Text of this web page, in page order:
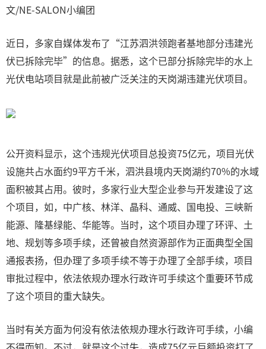
文/NE-SALON小编团
近日，多家自媒体发布了“江苏泗洪领跑者基地部分违建光
伏已拆除完毕”的信息。据悉，这个已部分拆除完毕的水上
光伏电站项目就是此前被广泛关注的天岗湖违建光伏项目。
公开资料显示，这个违规光伏项目总投资75亿元，项目光伏
设施共占水面约9平方千米，泗洪县境内天岗湖约70%的水域
面积被其占用。彼时，多家行业大型企业参与开发建设了这
个项目，如，中广核、林洋、晶科、通威、国电投、三峡新
能源、隆基绿能、华能等。当时，这个项目办理了环评、土
地、规划等多项手续，还曾被自然资源部作为正面典型全国
通报表扬，但办理了多项手续不等于办理了全部手续，项目
审批过程中，依法依规办理水行政许可手续这个重要环节成
了这个项目的重大缺失。
当时有关方面为何没有依法依规办理水行政许可手续，小编